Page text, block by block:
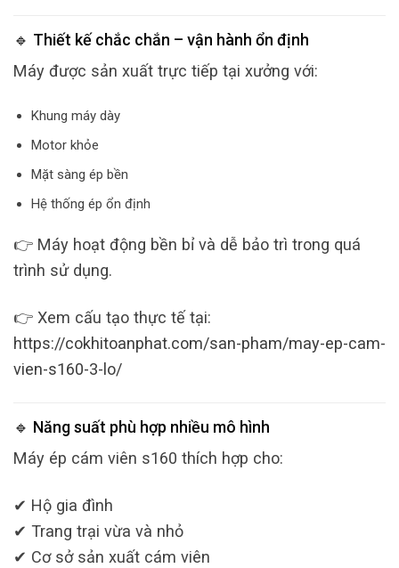
🔹 Thiết kế chắc chắn – vận hành ổn định
Máy được sản xuất trực tiếp tại xưởng với:
Khung máy dày
Motor khỏe
Mặt sàng ép bền
Hệ thống ép ổn định
👉 Máy hoạt động bền bỉ và dễ bảo trì trong quá
trình sử dụng.
👉 Xem cấu tạo thực tế tại:
https://cokhitoanphat.com/san-pham/may-ep-cam-
vien-s160-3-lo/
🔹 Năng suất phù hợp nhiều mô hình
Máy ép cám viên s160 thích hợp cho:
✔ Hộ gia đình
✔ Trang trại vừa và nhỏ
✔ Cơ sở sản xuất cám viên